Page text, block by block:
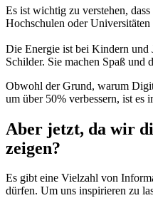
Es ist wichtig zu verstehen,
Hochschulen oder Universitäten
Die Energie ist bei Kindern und
Schilder. Sie machen Spaß und
Obwohl der Grund, warum
um über 50% verbessern, ist
Aber jetzt, da wir
zeigen?
Es gibt eine Vielzahl von
dürfen. Um uns inspirieren zu